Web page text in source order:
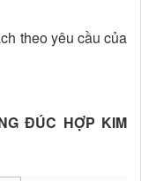
theo yêu cầu của
ĐÚC HỢP KIM